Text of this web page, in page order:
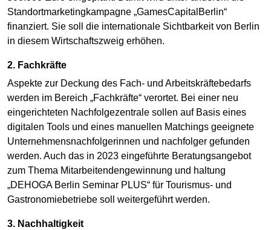
Standortmarketingkampagne „GamesCapitalBerlin“
finanziert. Sie soll die internationale Sichtbarkeit von Berlin
in diesem Wirtschaftszweig erhöhen.
2. Fachkräfte
Aspekte zur Deckung des Fach- und Arbeitskräftebedarfs
werden im Bereich „Fachkräfte“ verortet. Bei einer neu
eingerichteten Nachfolgezentrale sollen auf Basis eines
digitalen Tools und eines manuellen Matchings geeignete
Unternehmensnachfolgerinnen und nachfolger gefunden
werden. Auch das in 2023 eingeführte Beratungsangebot
zum Thema Mitarbeitendengewinnung und haltung
„DEHOGA Berlin Seminar PLUS“ für Tourismus- und
Gastronomiebetriebe soll weitergeführt werden.
3. Nachhaltigkeit